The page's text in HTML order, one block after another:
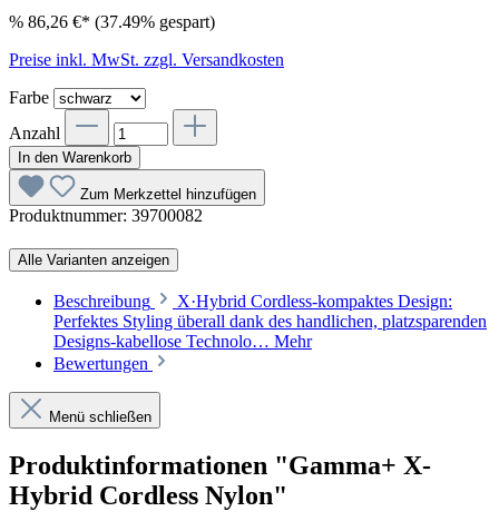
% 86,26 €* (37.49% gespart)
Preise inkl. MwSt. zzgl. Versandkosten
Farbe
Anzahl
In den Warenkorb
Zum Merkzettel hinzufügen
Produktnummer: 39700082
Alle Varianten anzeigen
Beschreibung
X·Hybrid Cordless-kompaktes Design:
Perfektes Styling überall dank des handlichen, platzsparenden
Designs-kabellose Technolo… Mehr
Bewertungen
Menü schließen
Produktinformationen "Gamma+ X-
Hybrid Cordless Nylon"